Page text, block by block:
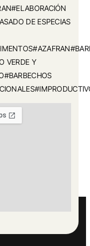
DE ESPECIAS
VERDE Y